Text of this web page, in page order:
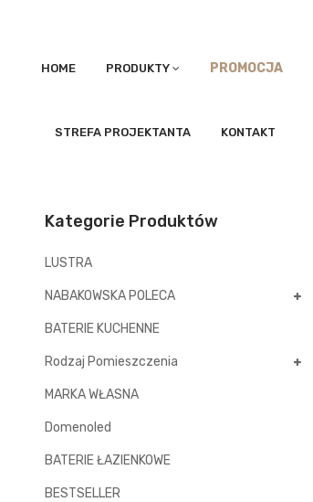
HOME PRODUKTY PROMOCJA
STREFA PROJEKTANTA KONTAKT
Kategorie Produktów
LUSTRA
NABAKOWSKA POLECA
BATERIE KUCHENNE
Rodzaj Pomieszczenia
MARKA WŁASNA
Domenoled
BATERIE ŁAZIENKOWE
BESTSELLER